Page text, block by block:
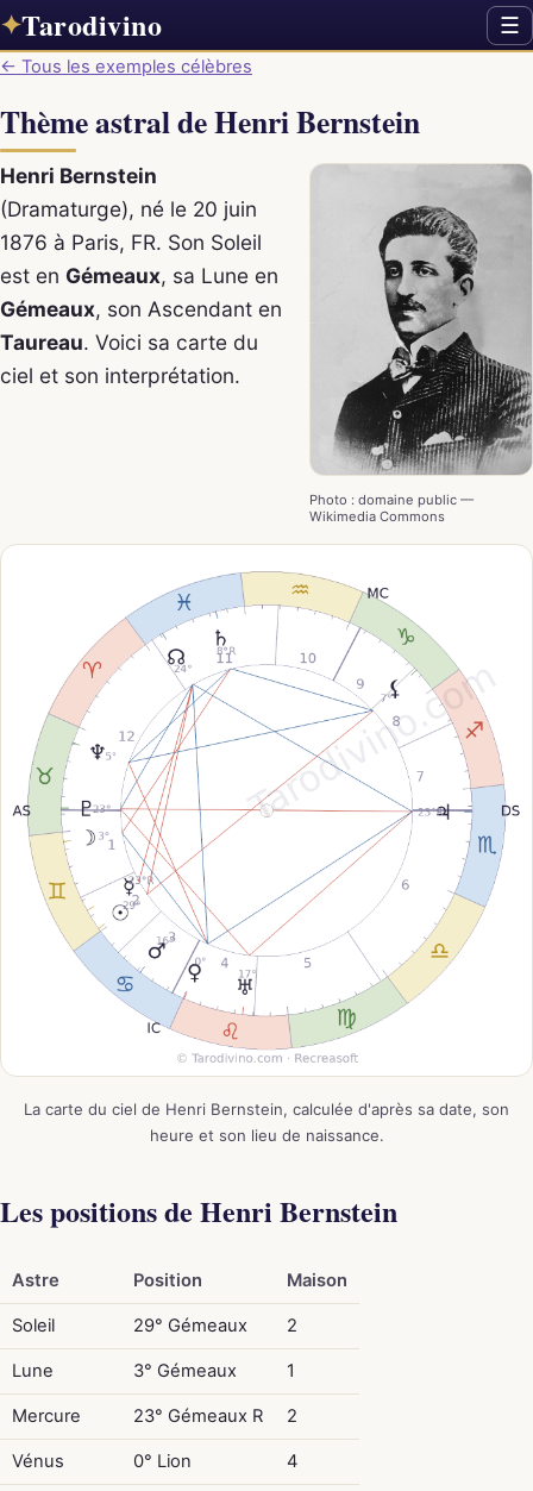
✦Tarodivino ☰
← Tous les exemples célèbres
Thème astral de Henri Bernstein
Photo : domaine public —
Wikimedia Commons
Henri Bernstein
(Dramaturge), né le 20 juin
1876 à Paris, FR. Son Soleil
est en Gémeaux, sa Lune en
Gémeaux, son Ascendant en
Taureau. Voici sa carte du
ciel et son interprétation.
La carte du ciel de Henri Bernstein, calculée d'après sa date, son
heure et son lieu de naissance.
Les positions de Henri Bernstein
Astre Position Maison
Soleil 29° Gémeaux 2
Lune 3° Gémeaux 1
Mercure 23° Gémeaux R 2
Vénus 0° Lion 4